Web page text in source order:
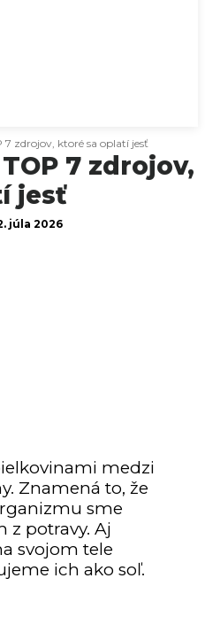
7 zdrojov, ktoré sa oplatí jesť
7 zdrojov,
jesť
júla 2026
medzi
Znamená to, že
sme
z potravy. Aj
svojom tele
ich ako soľ.